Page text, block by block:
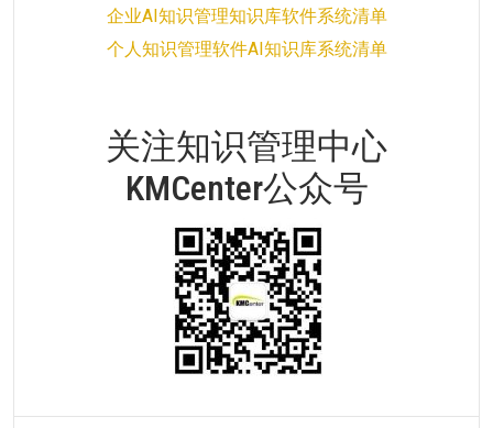
企业AI知识管理知识库软件系统清单
个人知识管理软件AI知识库系统清单
关注知识管理中心
KMCenter公众号